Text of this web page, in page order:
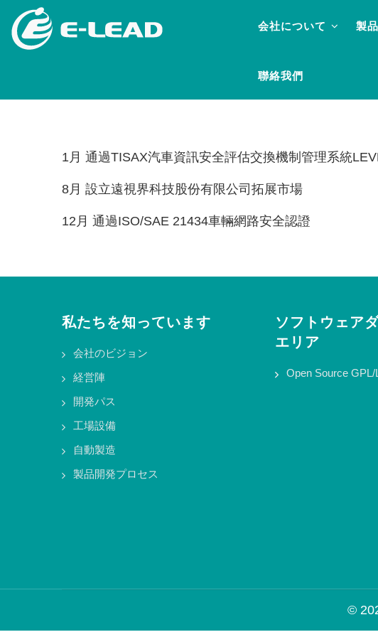
会社について 製
聯絡我們
1月 通過TISAX汽車資訊安全評估交換機制管理系統
8月 設立遠視界科技股份有限公司拓展市場
12月 通過ISO/SAE 21434車輛網路安全認證
私たちを知っています
会社のビジョン
経営陣
開発パス
工場設備
自動製造
製品開発プロセス
ソフトウェア
エリア
Open Source GPL/
©